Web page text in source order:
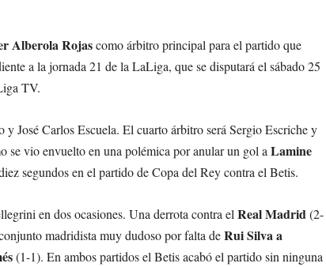
Alberola Rojascomo árbitro principal para el partido que
a la jornada 21 de la LaLiga, que se disputará el sábado 25
TV.
José Carlos Escuela. El cuarto árbitro será Sergio Escriche y
se vio envuelto en una polémica por anular un gol aLamine
segundos en el partido de Copa del Rey contra el Betis.
en dos ocasiones. Una derrota contra elReal Madrid(2-
madridista muy dudoso por falta deRui Silva a
(1-1). En ambos partidos el Betis acabó el partido sin ninguna